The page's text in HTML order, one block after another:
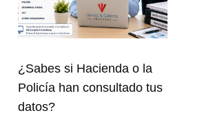
¿Sabes si Hacienda o la
Policía han consultado tus
datos?